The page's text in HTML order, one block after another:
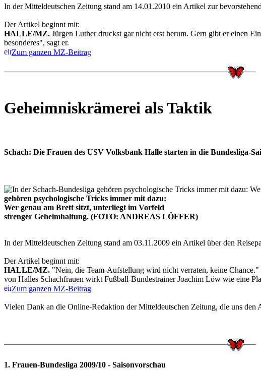
In der Mitteldeutschen Zeitung stand am 14.01.2010 ein Artikel zur
Der Artikel beginnt mit:
HALLE/MZ. Jürgen Luther druckst gar nicht erst herum. Gern gibt er einen
besonderes", sagt er.
Zum ganzen MZ-Beitrag
Geheimniskrämerei als Taktik
Schach: Die Frauen des USV Volksbank Halle starten in die Bundesliga-
gehören psychologische Tricks immer mit dazu:
Wer genau am Brett sitzt, unterliegt im Vorfeld
strenger Geheimhaltung. (FOTO: ANDREAS LÖFFER)
In der Mitteldeutschen Zeitung stand am 03.11.2009 ein Artikel über den
Der Artikel beginnt mit:
HALLE/MZ. "Nein, die Team-Aufstellung wird nicht verraten, keine
von Halles Schachfrauen wirkt Fußball-Bundestrainer Joachim Löw wie eine
Zum ganzen MZ-Beitrag
Vielen Dank an die Online-Redaktion der Mitteldeutschen Zeitung, die uns den
1. Frauen-Bundesliga 2009/10 - Saisonvorschau